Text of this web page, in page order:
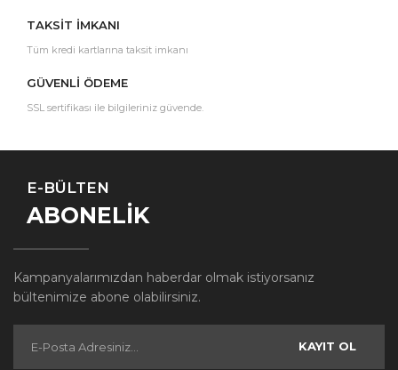
TAKSİT İMKANI
Tüm kredi kartlarına taksit imkanı
GÜVENLİ ÖDEME
SSL sertifikası ile bilgileriniz güvende.
E-BÜLTEN
ABONELİK
Kampanyalarımızdan haberdar olmak istiyorsanız
bültenimize abone olabilirsiniz.
KAYIT OL